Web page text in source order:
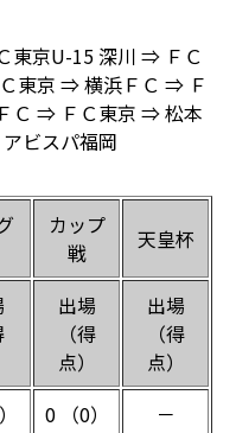
東京U-15 深川 ⇒ ＦＣ
東京 ⇒ 横浜ＦＣ ⇒ Ｆ
Ｃ ⇒ ＦＣ東京 ⇒ 松本
スパ福岡
カップ
戦
天皇杯
出場
（得
点）
出場
（得
点）
0 （0） －